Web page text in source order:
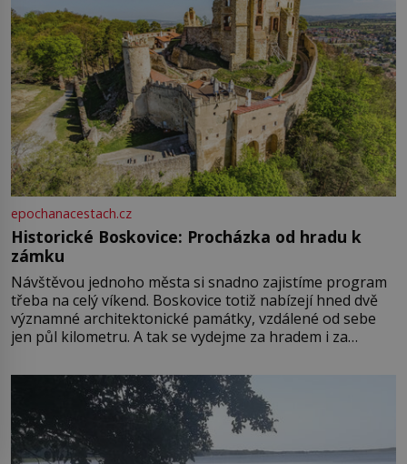
epochanacestach.cz
Historické Boskovice: Procházka od hradu k
zámku
Návštěvou jednoho města si snadno zajistíme program
třeba na celý víkend. Boskovice totiž nabízejí hned dvě
významné architektonické památky, vzdálené od sebe
jen půl kilometru. A tak se vydejme za hradem i za
Boskovice na okraji Drahanské vrchoviny vznikla někdy
ve13. století, a už v roce 1313 kronikáři zaznamenali